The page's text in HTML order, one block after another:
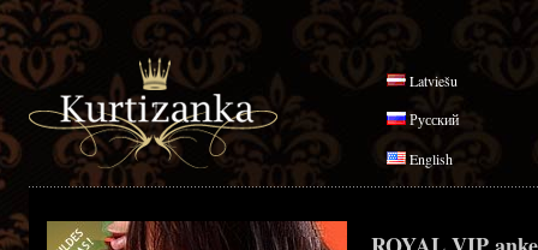
Latviešu
Русский
English